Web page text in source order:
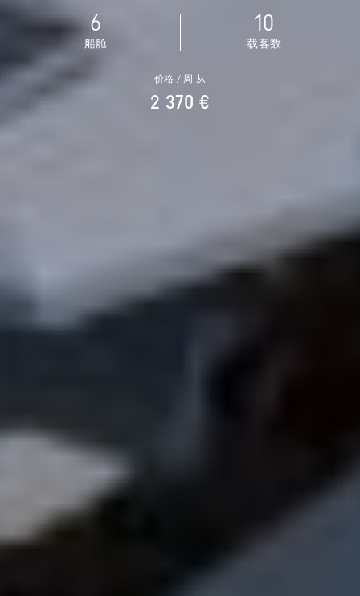
6
船舱
10
载客数
价格 / 周 从
2 370 €